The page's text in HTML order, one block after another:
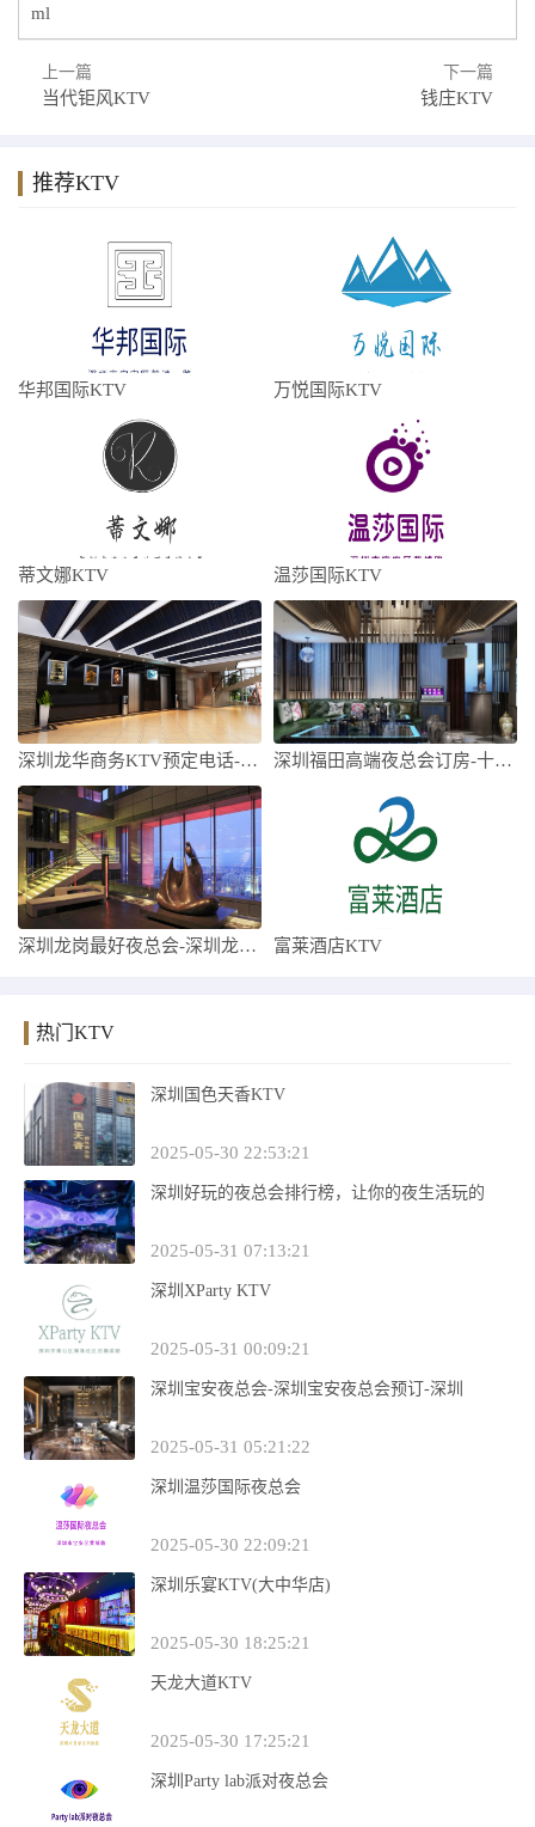
ml
上一篇
当代钜风KTV
下一篇
钱庄KTV
推荐KTV
华邦国际KTV 万悦国际KTV
蒂文娜KTV 温莎国际KTV
深圳龙华商务KTV预定电话-深圳龙华高端 深圳福田高端夜总会订房-十大高档夜总会排
深圳龙岗最好夜总会-深圳龙岗十大夜总会预 富莱酒店KTV
热门KTV
深圳国色天香KTV
2025-05-30 22:53:21
深圳好玩的夜总会排行榜，让你的夜生活玩的
2025-05-31 07:13:21
深圳XParty KTV
2025-05-31 00:09:21
深圳宝安夜总会-深圳宝安夜总会预订-深圳
2025-05-31 05:21:22
深圳温莎国际夜总会
2025-05-30 22:09:21
深圳乐宴KTV(大中华店)
2025-05-30 18:25:21
天龙大道KTV
2025-05-30 17:25:21
深圳Party lab派对夜总会